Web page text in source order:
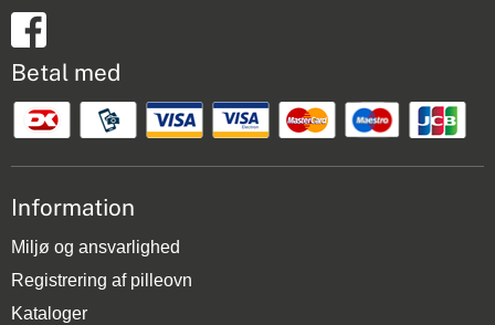
Betal med
Information
Miljø og ansvarlighed
Registrering af pilleovn
Kataloger